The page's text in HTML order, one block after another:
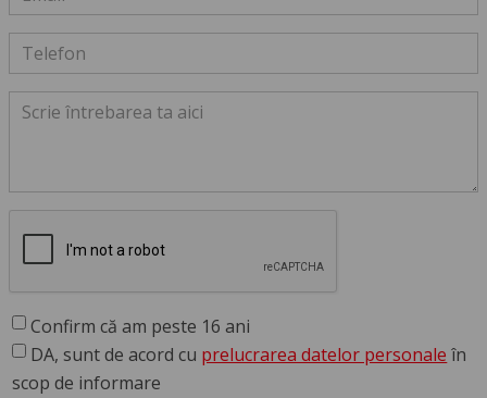
Confirm că am peste 16 ani
DA, sunt de acord cu prelucrarea datelor personale în
scop de informare